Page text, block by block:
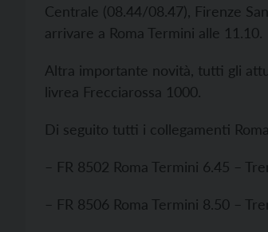
Centrale (08.44/08.47), Firenze
arrivare a Roma Termini alle 11.10.
Altra importante novità, tutti gli
livrea Frecciarossa 1000.
Di seguito tutti i collegamenti
– FR 8502 Roma Termini 6.45 –
– FR 8506 Roma Termini 8.50 –